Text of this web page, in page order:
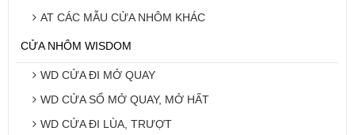
AT CÁC MẪU CỬA NHÔM KHÁC
CỬA NHÔM WISDOM
WD CỬA ĐI MỞ QUAY
WD CỬA SỔ MỞ QUAY, MỞ HẤT
WD CỬA ĐI LÙA, TRƯỢT